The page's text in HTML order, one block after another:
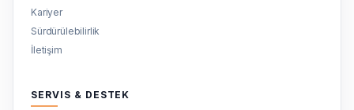
Kariyer
Sürdürülebilirlik
İletişim
SERVIS & DESTEK